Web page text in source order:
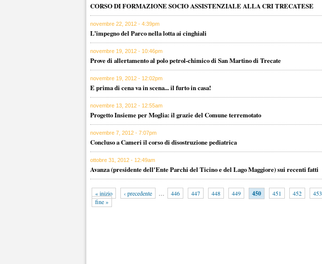
CORSO DI FORMAZIONE SOCIO ASSISTENZIALE ALLA CRI TRECATESE
novembre 22, 2012 - 4:39pm
L’impegno del Parco nella lotta ai cinghiali
novembre 19, 2012 - 10:46pm
Prove di allertamento al polo petrol-chimico di San Martino di Trecate
novembre 19, 2012 - 12:02pm
E prima di cena va in scena... il furto in casa!
novembre 13, 2012 - 12:55am
Progetto Insieme per Moglia: il grazie del Comune terremotato
novembre 7, 2012 - 7:07pm
Concluso a Cameri il corso di disostruzione pediatrica
ottobre 31, 2012 - 12:49am
Avanza (presidente dell'Ente Parchi del Ticino e del Lago Maggiore) sui recenti fatti
« inizio ‹ precedente … 446 447 448 449 450 451 452 453
fine »